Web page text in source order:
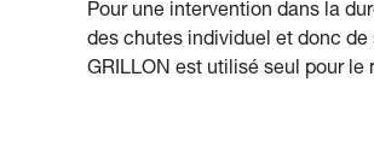
Pour une intervention dans la
des chutes individuel et donc
GRILLON est utilisé seul pour